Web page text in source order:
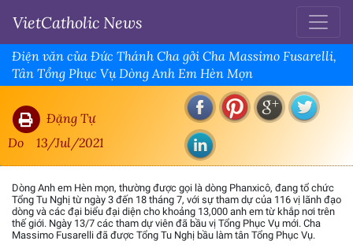
VietCatholic News
Điện văn của Đức Thánh Cha gởi Cha Massimo Fusarelli,
Tân Tổng Phục Vụ Dòng Anh Em Hèn Mọn
Đặng Tự
Do
13/Jul/2021
Dòng Anh em Hèn mọn, thường được gọi là dòng Phanxicô, đang tổ chức
Tổng Tu Nghị từ ngày 3 đến 18 tháng 7, với sự tham dự của 116 vị lãnh đạo
dòng và các đại biểu đại diện cho khoảng 13,000 anh em từ khắp nơi trên
thế giới. Ngày 13/7 các tham dự viên đã bầu vị Tổng Phục Vụ mới. Cha
Massimo Fusarelli đã được Tổng Tu Nghị bầu làm tân Tổng Phục Vụ.